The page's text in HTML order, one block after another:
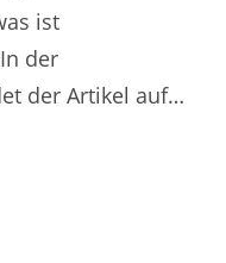
ist
der
der Artikel auf…